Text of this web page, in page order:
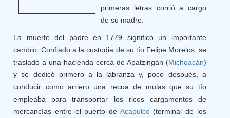
primeras letras corrió a cargo
de su madre.
La muerte del padre en 1779 significó un importante
cambio. Confiado a la custodia de su tío Felipe Morelos, se
trasladó a una hacienda cerca de Apatzingán (Michoacán)
y se dedicó primero a la labranza y, poco después, a
conducir como arriero una recua de mulas que su tío
empleaba para transportar los ricos cargamentos de
mercancías entre el puerto de Acapulco(terminal de los